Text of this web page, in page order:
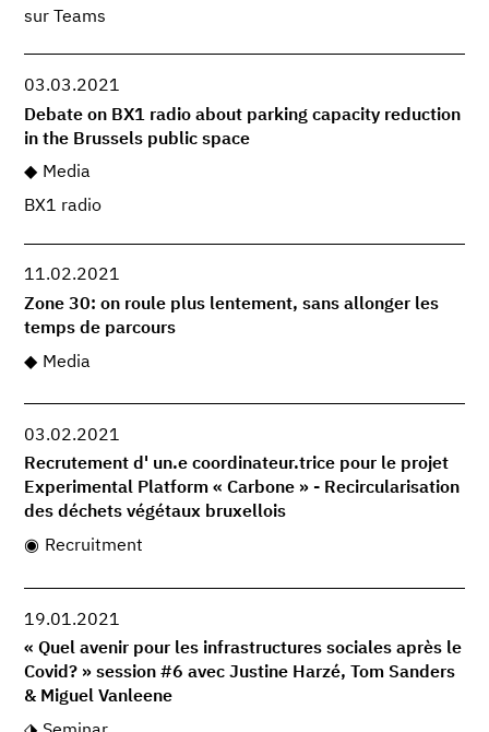
sur Teams
03.03.2021
Debate on BX1 radio about parking capacity reduction
in the Brussels public space
Media
BX1 radio
11.02.2021
Zone 30: on roule plus lentement, sans allonger les
temps de parcours
Media
03.02.2021
Recrutement d' un.e coordinateur.trice pour le projet
Experimental Platform « Carbone » - Recircularisation
des déchets végétaux bruxellois
Recruitment
19.01.2021
« Quel avenir pour les infrastructures sociales après le
Covid? » session #6 avec Justine Harzé, Tom Sanders
& Miguel Vanleene